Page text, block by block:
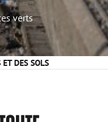
verts
DES SOLS